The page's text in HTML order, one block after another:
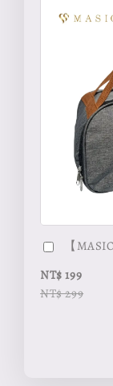
【
NT$ 199
NT$ 299